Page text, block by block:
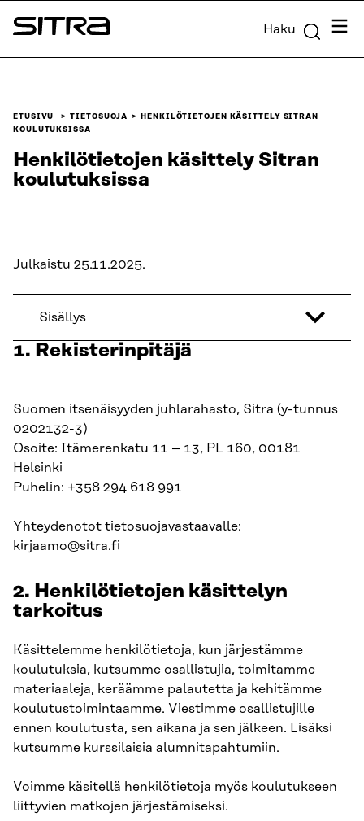
Siirry
suoraan
Sitra Haku
ETUSIVU TIETOSUOJA
HENKILÖTIETOJEN KÄSITTELY SITRAN
KOULUTUKSISSA
Henkilötietojen käsittely Sitran
koulutuksissa
Julkaistu 25.11.2025.
Sisällys
1. Rekisterinpitäjä
Suomen itsenäisyyden juhlarahasto, Sitra (y-tunnus
0202132-3)
Osoite: Itämerenkatu 11 – 13, PL 160, 00181
Helsinki
Puhelin: +358 294 618 991
Yhteydenotot tietosuojavastaavalle:
kirjaamo@sitra.fi
2. Henkilötietojen käsittelyn
tarkoitus
Käsittelemme henkilötietoja, kun järjestämme
koulutuksia, kutsumme osallistujia, toimitamme
materiaaleja, keräämme palautetta ja kehitämme
koulutustoimintaamme. Viestimme osallistujille
ennen koulutusta, sen aikana ja sen jälkeen. Lisäksi
kutsumme kurssilaisia alumnitapahtumiin.
Voimme käsitellä henkilötietoja myös koulutukseen
liittyvien matkojen järjestämiseksi.